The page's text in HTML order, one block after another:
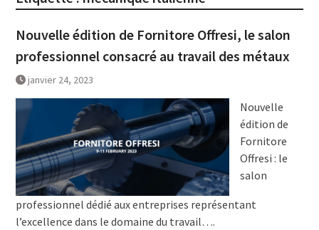
Nouvelle édition de Fornitore Offresi, le salon
professionnel consacré au travail des métaux
janvier 24, 2023
Nouvelle
édition de
Fornitore
Offresi : le
salon
professionnel dédié aux entreprises représentant
l’excellence dans le domaine du travail….